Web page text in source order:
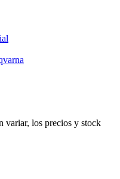
variar, los precios y stock